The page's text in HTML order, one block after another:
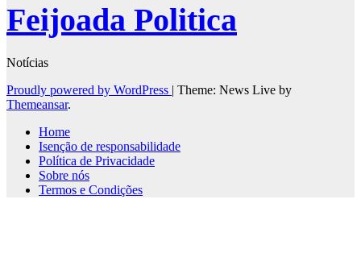
Feijoada Politica
Notícias
Proudly powered by WordPress | Theme: News Live by
Themeansar.
Home
Isenção de responsabilidade
Política de Privacidade
Sobre nós
Termos e Condições